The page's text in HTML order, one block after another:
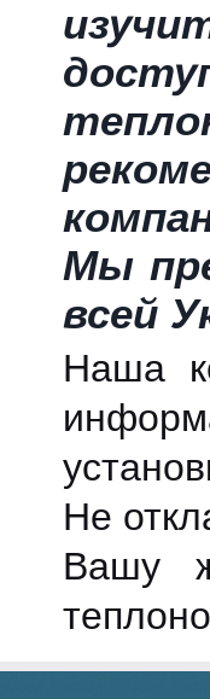
Мы
всей
Наша
Не
Вашу